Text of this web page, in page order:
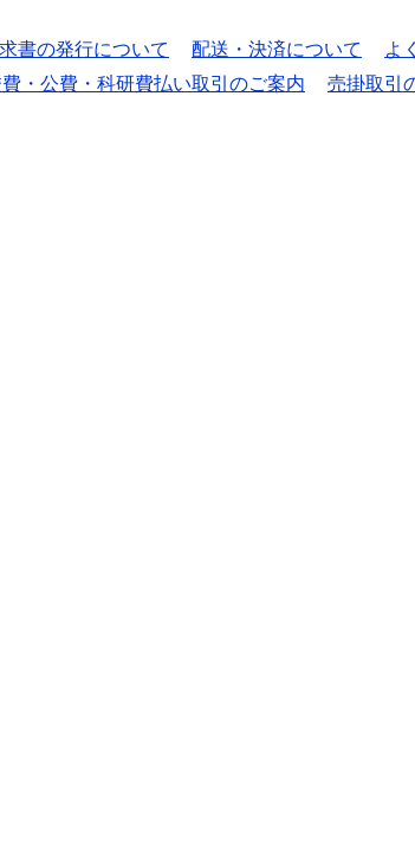
書の発行について 配送・決済について
よ
・公費・科研費払い取引のご案内 売掛取引